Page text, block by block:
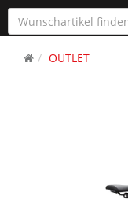
OUTLET